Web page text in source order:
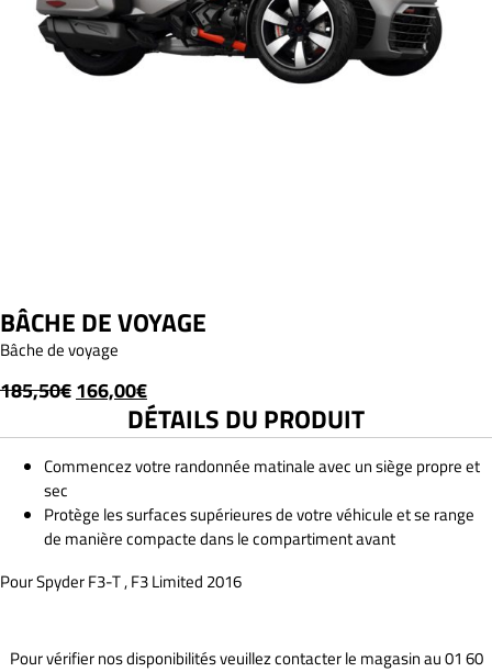
BÂCHE DE VOYAGE
Bâche de voyage
185,50€Le
185,50€.
166,00€Le
prix
actuel
166,00€.
DÉTAILS DU PRODUIT
Commencez votre randonnée matinale avec un siège propre et
sec
Protège les surfaces supérieures de votre véhicule et se range
de manière compacte dans le compartiment avant
Pour Spyder F3-T , F3 Limited 2016
Pour vérifier nos disponibilités veuillez contacter le magasin au 01 60